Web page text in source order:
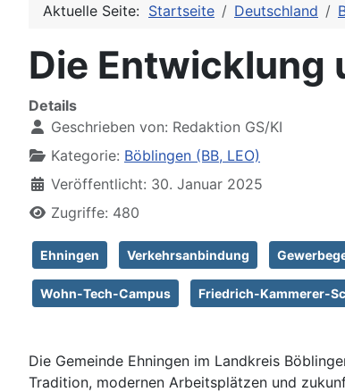
Aktuelle Seite: Startseite Deutschland
Die Entwicklung
Details
Geschrieben von: Redaktion GS/KI
Kategorie: Böblingen (BB, LEO)
Veröffentlicht: 30. Januar 2025
Zugriffe: 480
Ehningen Verkehrsanbindung
Wohn-Tech-Campus Friedrich-Kammerer-
Die Gemeinde Ehningen im Landkreis
Tradition, modernen Arbeitsplätzen und